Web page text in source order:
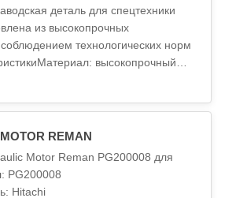
деталь для спецтехники
из высокопрочных
технологических норм
высокопрочный
REMAN
Motor Reman PG200008 для
PG200008
Hitachi